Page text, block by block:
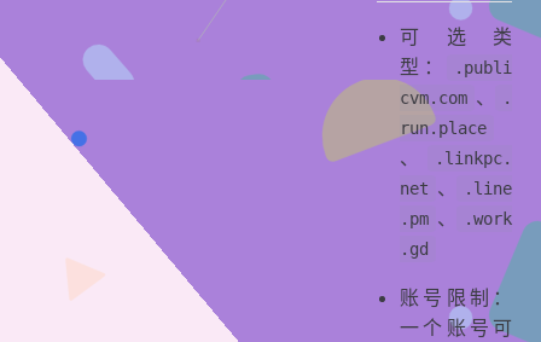
可选类
型：
.publi
cvm.com 、
.
run.place
、
.linkpc.
net 、
.line
.pm 、
.work
.gd
账号限制：
一个账号可